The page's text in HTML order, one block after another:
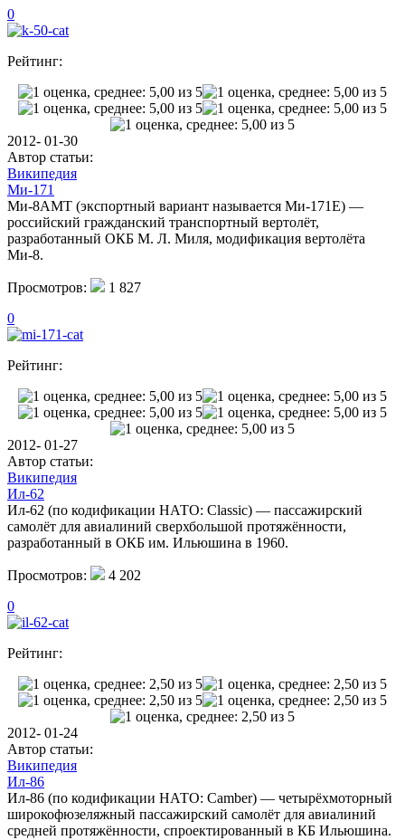
0
Рейтинг:
2012- 01-30
Автор статьи:
Википедия
Ми-171
Ми-8АМТ (экспортный вариант называется Ми-171Е) —
российский гражданский транспортный вертолёт,
разработанный ОКБ М. Л. Миля, модификация вертолёта
Ми-8.
Просмотров:
1 827
0
Рейтинг:
2012- 01-27
Автор статьи:
Википедия
Ил-62
Ил-62 (по кодификации НАТО: Classic) — пассажирский
самолёт для авиалиний сверхбольшой протяжённости,
разработанный в ОКБ им. Ильюшина в 1960.
Просмотров:
4 202
0
Рейтинг:
2012- 01-24
Автор статьи:
Википедия
Ил-86
Ил-86 (по кодификации НАТО: Camber) — четырёхмоторный
широкофюзеляжный пассажирский самолёт для авиалиний
средней протяжённости, спроектированный в КБ Ильюшина.